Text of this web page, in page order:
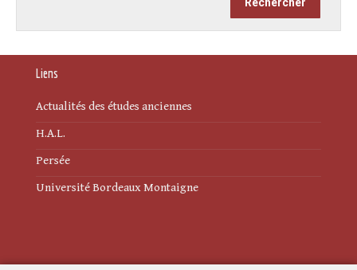
Liens
Actualités des études anciennes
H.A.L.
Persée
Université Bordeaux Montaigne